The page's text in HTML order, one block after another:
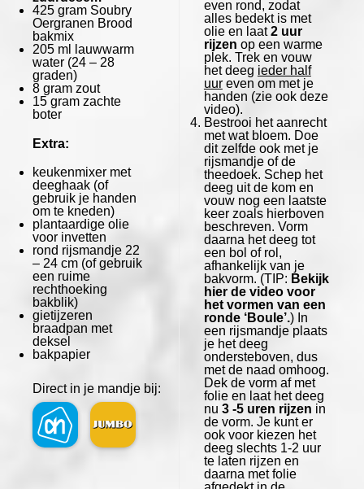
425 gram Soubry
Oergranen Brood
bakmix
205 ml lauwwarm
water (24 – 28
graden)
8 gram zout
15 gram zachte
boter
Extra:
keukenmixer met
deeghaak (of
gebruik je handen
om te kneden)
plantaardige olie
voor invetten
rond rijsmandje 22
– 24 cm (of gebruik
een ruime
rechthoeking
bakblik)
gietijzeren
braadpan met
deksel
bakpapier
Direct in je mandje bij:
even rond, zodat
alles bedekt is met
olie en laat2 uur
rijzen op een warme
plek. Trek en vouw
het deeg ieder half
uureven om met je
handen (zie ook deze
video).
Bestrooi het aanrecht
met wat bloem. Doe
dit zelfde ook met je
rijsmandje of de
theedoek. Schep het
deeg uit de kom en
vouw nog een laatste
keer zoals hierboven
beschreven. Vorm
daarna het deeg tot
een bol of rol,
afhankelijk van je
bakvorm. (TIP: Bekijk
hier de video voor
het vormen van een
ronde ‘Boule’.) In
een rijsmandje plaats
je het deeg
ondersteboven, dus
met de naad omhoog.
Dek de vorm af met
folie en laat het deeg
nu 3 -5 uren rijzen in
de vorm. Je kunt er
ook voor kiezen het
deeg slechts 1-2 uur
te laten rijzen en
daarna met folie